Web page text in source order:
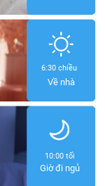
6:30 chiều
Về nhà
10:00 tối
Giờ đi ngủ